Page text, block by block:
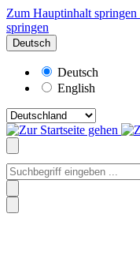
Zum Hauptinhalt springen
springen
Deutsch
Deutsch
English